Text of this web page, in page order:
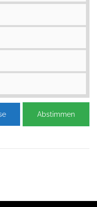
Abstimmen